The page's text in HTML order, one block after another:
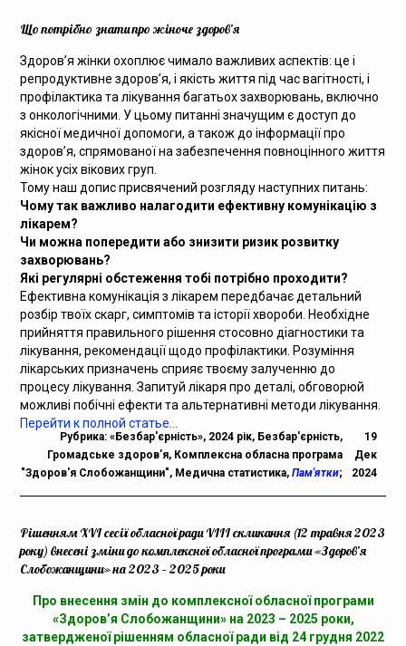
Медпрацівникам
Статистика
Документи
Контакти
Карта сайта
Що потрібно знати про жіноче здоров’я
Здоров’я жінки охоплює чимало важливих аспектів: це і
репродуктивне здоров’я, і якість життя під час вагітності, і
профілактика та лікування багатьох захворювань, включно
з онкологічними. У цьому питанні значущим є доступ до
якісної медичної допомоги, а також до інформації про
здоров’я, спрямованої на забезпечення повноцінного життя
жінок усіх вікових груп.
Тому наш допис присвячений розгляду наступних питань:
Чому так важливо налагодити ефективну комунікацію з
лікарем?
Чи можна попередити або знизити ризик розвитку
захворювань?
Які регулярні обстеження тобі потрібно проходити?
Ефективна комунікація з лікарем передбачає детальний
розбір твоїх скарг, симптомів та історії хвороби. Необхідне
прийняття правильного рішення стосовно діагностики та
лікування, рекомендації щодо профілактики. Розуміння
лікарських призначень сприяє твоєму залученню до
процесу лікування. Запитуй лікаря про деталі, обговорюй
можливі побічні ефекти та альтернативні методи лікування.
Перейти к полной статье…
Рубрика: «Безбар'єрність», 2024 рік, Безбар'єрність,
Громадське здоров’я, Комплексна обласна програма
"Здоров'я Слобожанщини", Медична статистика, Пам'ятки;
19
Дек
2024
Рішенням XVI сесії обласної ради VIII скликання (12 травня 2023
року) внесені зміни до комплексної обласної програми «Здоров’я
Слобожанщини» на 2023 – 2025 роки
Про внесення змін до комплексної обласної програми
«Здоров’я Слобожанщини» на 2023 – 2025 роки,
затвердженої рішенням обласної ради від 24 грудня 2022